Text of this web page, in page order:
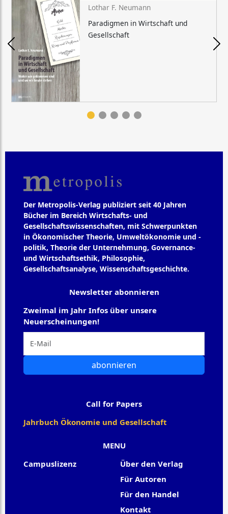
Lothar F. Neumann
Paradigmen in Wirtschaft und
Gesellschaft
Der Metropolis-Verlag publiziert seit 40 Jahren
Bücher im Bereich Wirtschafts- und
Gesellschaftswissenschaften, mit Schwerpunkten
in Ökonomischer Theorie, Umweltökonomie und -
politik, Theorie der Unternehmung, Governance-
und Wirtschaftsethik, Philosophie,
Gesellschaftsanalyse, Wissenschaftsgeschichte.
MENU
Campuslizenz
Über den Verlag
Für Autoren
Für den Handel
Kontakt
Newsletter abonnieren
Zweimal im Jahr Infos über unsere
Neuerscheinungen!
abonnieren
Call for Papers
Jahrbuch Ökonomie und Gesellschaft